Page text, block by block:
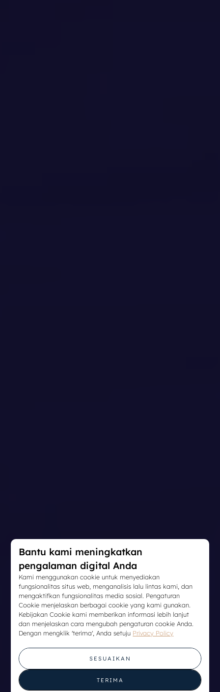
Bantu kami meningkatkan
pengalaman digital Anda
Kami menggunakan cookie untuk menyediakan
fungsionalitas situs web, menganalisis lalu lintas kami, dan
mengaktifkan fungsionalitas media sosial. Pengaturan
Cookie menjelaskan berbagai cookie yang kami gunakan.
Kebijakan Cookie kami memberikan informasi lebih lanjut
dan menjelaskan cara mengubah pengaturan cookie Anda.
Dengan mengklik 'terima', Anda setuju Privacy Policy
SESUAIKAN
TERIMA